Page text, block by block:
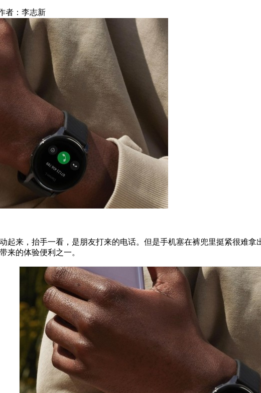
者：李志新
起来，抬手一看，是朋友打来的电话。但是手机塞在裤兜里挺紧很难
来的体验便利之一。